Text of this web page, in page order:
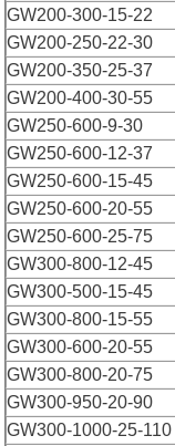
GW200-300-15-22
GW200-250-22-30
GW200-350-25-37
GW200-400-30-55
GW250-600-9-30
GW250-600-12-37
GW250-600-15-45
GW250-600-20-55
GW250-600-25-75
GW300-800-12-45
GW300-500-15-45
GW300-800-15-55
GW300-600-20-55
GW300-800-20-75
GW300-950-20-90
GW300-1000-25-110